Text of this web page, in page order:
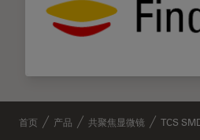
首页 产品 共聚焦显微镜 TCS